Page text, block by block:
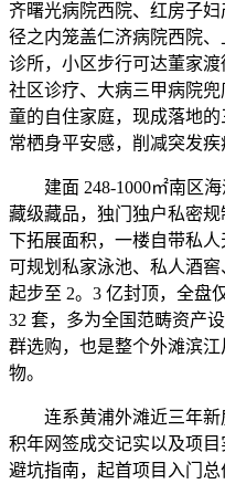
齐曙光病院西院、红房子
径之内笼盖仁济病院西院
诊所，小区步行可达董家
社区诊疗、大病三甲病院
童的自住家庭，现成落地
常栖身平安感，削减突发疾
建面 248-1000㎡南区海
藏级藏品，独门独户私密
下拓展面积，一楼自带私
可规划私家泳池、私人酒
起步至 2。3 亿封顶，全盘
32 套，多为全国范畴资产
群选购，也是整个外滩滨
物。
连系黄浦外滩近三年新
积年网签成交记实以及项
避坑指南，起首项目入门